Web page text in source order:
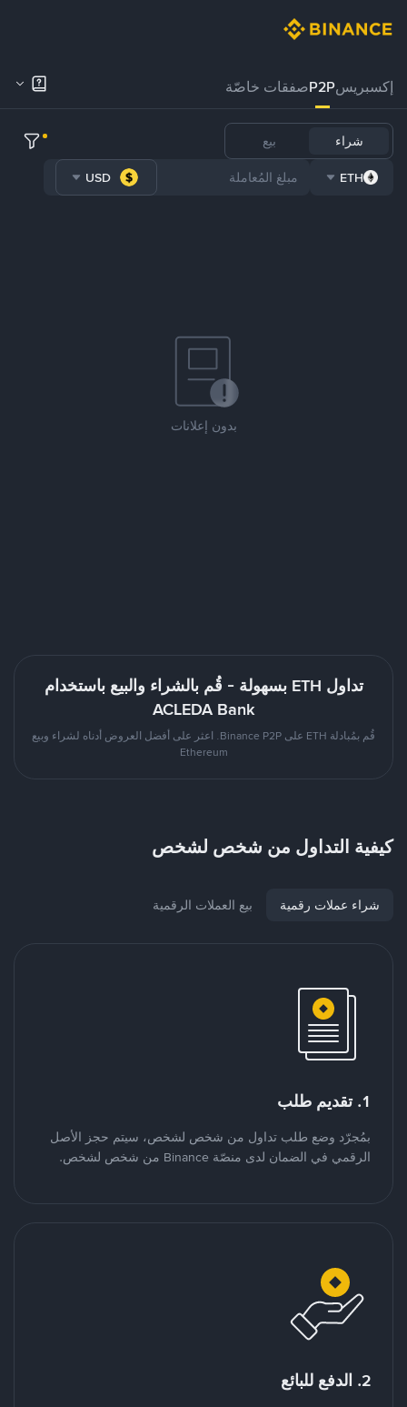
إكسبريسP2Pصفقات خاصّة
شراء بيع
ETH
USD
بدون إعلانات
تداول ETH بسهولة - قُم بالشراء والبيع باستخدام
ACLEDA Bank
قُم بمُبادلة ETH على Binance P2P. اعثر على أفضل العروض أدناه لشراء وبيع
Ethereum
كيفية التداول من شخص لشخص
شراء عملات رقمية بيع العملات الرقمية
1. تقديم طلب
بمُجرّد وضع طلب تداول من شخص لشخص، سيتم حجز الأصل
الرقمي في الضمان لدى منصّة Binance من شخص لشخص.
2. الدفع للبائع